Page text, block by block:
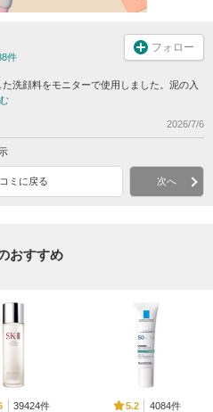
件
フォロー
洗顔料をモニターで使用しました。泥の入
2026/7/6
ミに戻る 次へ
おすすめ
39424件
5.2
4084件